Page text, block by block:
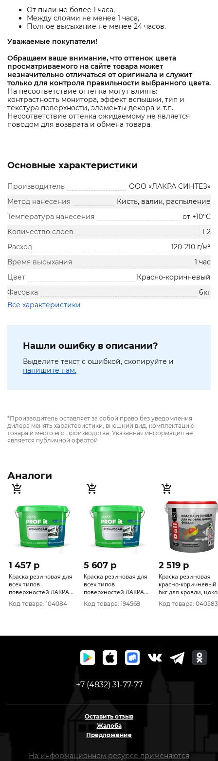
От пыли не более 1 часа,
Между слоями не менее 1 часа,
Полное высыхание не менее 24 часов.
Уважаемые покупатели!
Обращаем ваше внимание, что оттенок цвета
просматриваемого на сайте товара может
незначительно отличаться от оригинала и служит
только для контроля правильности выбранного цвета.
На несоответствие оттенка могут влиять:
контрастность монитора, эффект вспышки, тип и
текстура поверхности, элементы декора и т.п.
Несоответствие оттенка ожидаемому не является
поводом для возврата и обмена товара.
Основные характеристики
Производитель
ООО «ЛАКРА СИНТЕЗ»
Метод нанесения
Кисть, валик, распыление
Температура нанесения
от +10°С
Количество слоев
1-2
Расход
120-210 г/м²
Время высыхания
1 час
Цвет
Красно-коричневый
Фасовка
6кг
Все характеристики
Нашли ошибку в описании?
Выделите текст с ошибкой, скопируйте и
напишите нам.
*Производитель оставляет за собой право без уведомления
дилера менять характеристики, внешний вид, комплектацию
товара и место его производства. Указанная информация не
является публичной офертой
Аналоги
1 457 p
Краска резиновая для
всех типов
поверхностей ЛАКРА
PROF IT красно-
коричневый RAL 3011
Код товара: 104084
5 607 p
Краска резиновая для
всех типов
поверхностей ЛАКРА
PROF IT графит RAL
7024 14кг
Код товара: 194569
2 519 p
Краска резиновая
красно-коричневый
6кг для кровли, цоколя,
фасада Дали
Код товара: 040583
+7 (4832) 31-77-77
Оставить отзыв
Жалоба
Предложение
На информационном ресурсе применяются